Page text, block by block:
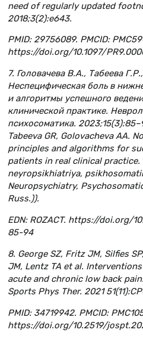
need of regularly updated
2018;3(2):e643.
PMID: 29756089. PMCID:
https://doi.org/10.1097/
7. Головачева В.А., Табеева
Неспецифическая боль в
и алгоритмы успешного
клинической практике.
психосоматика.
Tabeeva GR, Golovacheva AA.
principles and algorithms for
patients in real clinical practice.
neyropsikhiatriya,
Neuropsychiatry,
Russ.)).
EDN: ROZACT. https://doi.org/
85-94
8. George SZ, Fritz JM, Silfies
JM, Lentz TA et al.
acute and chronic low back
Sports Phys Ther. 2021
PMID: 34719942. PMCID:
https://doi.org/10.2519/